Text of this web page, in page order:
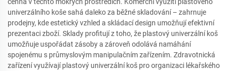
univerzálního koše sahá daleko za běžné skladování – zahrnuje
prodejny, kde estetický vzhled a skládací design umožňují efektivní
prezentaci zboží. Sklady profitují z toho, že plastový univerzální koš
umožňuje uspořádat zásoby a zároveň odolává namáhání
spojenému s průmyslovým manipulačním zařízením. Zdravotnická
zařízení využívají plastový univerzální koš pro organizaci lékařského